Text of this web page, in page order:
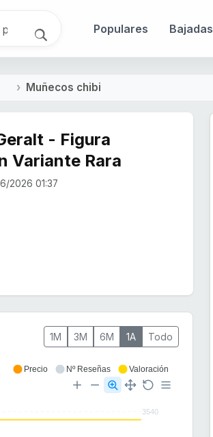
Populares Bajadas
Muñecos chibi
- Figura
Variante Rara
2026 01:37
1M 3M 6M 1A Todo
3540
Precio Nº Reseñas Valoración